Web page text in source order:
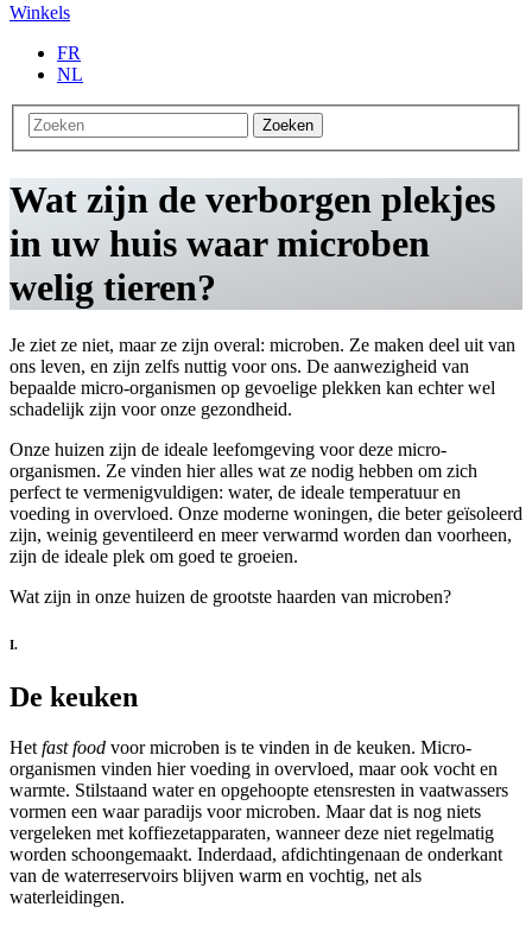
Winkels
FR
NL
Zoeken
Wat zijn de verborgen plekjes
in uw huis waar microben
welig tieren?
Je ziet ze niet, maar ze zijn overal: microben. Ze maken deel uit van
ons leven, en zijn zelfs nuttig voor ons. De aanwezigheid van
bepaalde micro-organismen op gevoelige plekken kan echter wel
schadelijk zijn voor onze gezondheid.
Onze huizen zijn de ideale leefomgeving voor deze micro-
organismen. Ze vinden hier alles wat ze nodig hebben om zich
perfect te vermenigvuldigen: water, de ideale temperatuur en
voeding in overvloed. Onze moderne woningen, die beter geïsoleerd
zijn, weinig geventileerd en meer verwarmd worden dan voorheen,
zijn de ideale plek om goed te groeien.
Wat zijn in onze huizen de grootste haarden van microben?
I.
De keuken
Het fast food voor microben is te vinden in de keuken. Micro-
organismen vinden hier voeding in overvloed, maar ook vocht en
warmte. Stilstaand water en opgehoopte etensresten in vaatwassers
vormen een waar paradijs voor microben. Maar dat is nog niets
vergeleken met koffiezetapparaten, wanneer deze niet regelmatig
worden schoongemaakt. Inderdaad, afdichtingenaan de onderkant
van de waterreservoirs blijven warm en vochtig, net als
waterleidingen.